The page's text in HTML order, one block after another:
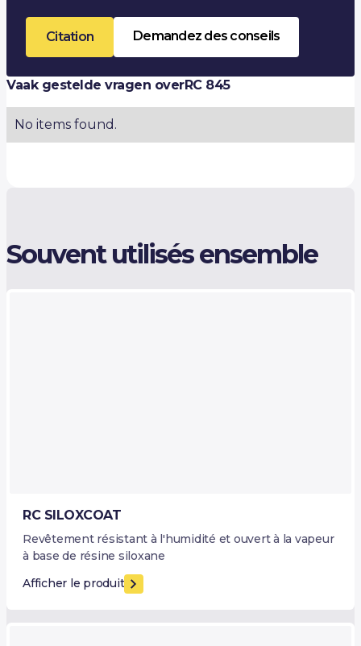
Citation Demandez des conseils
Vaak gestelde vragen overRC 845
No items found.
Souvent utilisés ensemble
RC SILOXCOAT
Revêtement résistant à l'humidité et ouvert à la vapeur
à base de résine siloxane
Afficher le produit